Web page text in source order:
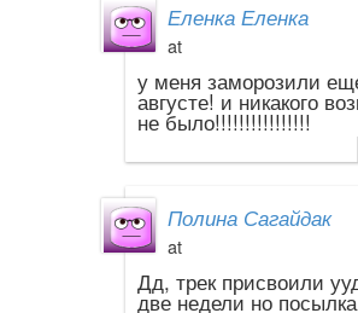
Еленка Еленка
at
у меня заморозили
августе! и никакого
не было!!!!!!!!!!!!!!!!
Полина Сагайдак
at
Дд, трек присвоили
две недели но